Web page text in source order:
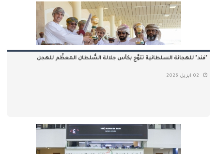
"فند" للهجانة السلطانية تتوَّج بكأس جلالة السُّلطان المعظّم للهجن
02 ابريل 2026